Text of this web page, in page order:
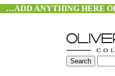
ADD ANYTHING HERE
Search